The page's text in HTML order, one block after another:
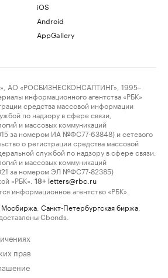
iOS
Android
AppGallery
АО «РОСБИЗНЕСКОНСАЛТИНГ», 1995–
информационного агентства «РБК»
средства массовой информации
по надзору в сфере связи,
и массовых коммуникаций
за номером ИА №ФС77-63848) и сетевого
о регистрации средства массовой
службой по надзору в сфере связи,
и массовых коммуникаций
за номером ЭЛ №ФС77-82385)
«РБК».
18+ letters@rbc.ru
информационное агентство «РБК».
Мосбиржа Санкт-Петербургская биржа
Cbonds.
прав